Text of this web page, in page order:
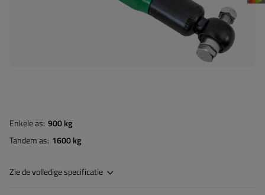
Enkele as 900 kg
Tandem as 1600 kg
Zie de volledige specificatie